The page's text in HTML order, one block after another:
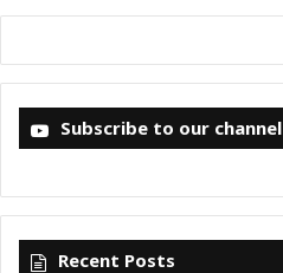
Subscribe to our channel
Recent Posts